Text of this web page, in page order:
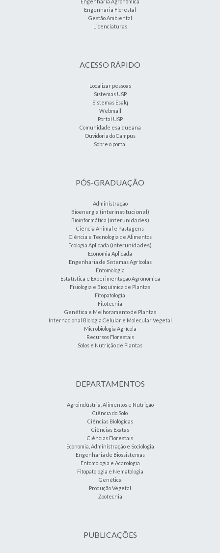
Engenharia Florestal
Gestão Ambiental
Licenciaturas
ACESSO RÁPIDO
Localizar pessoas
Sistemas USP
Sistemas Esalq
Webmail
Portal USP
Comunidade esalqueana
Ouvidoria do Campus
Sobre o portal
PÓS-GRADUAÇÃO
Administração
Bioenergia (interinstitucional)
Bioinformática (interunidades)
Ciência Animal e Pastagens
Ciência e Tecnologia de Alimentos
Ecologia Aplicada (interunidades)
Economia Aplicada
Engenharia de Sistemas Agrícolas
Entomologia
Estatística e Experimentação Agronômica
Fisiologia e Bioquímica de Plantas
Fitopatologia
Fitotecnia
Genética e Melhoramento de Plantas
Internacional Biologia Celular e Molecular Vegetal
Microbiologia Agrícola
Recursos Florestais
Solos e Nutrição de Plantas
DEPARTAMENTOS
Agroindústria, Alimentos e Nutrição
Ciência do Solo
Ciências Biológicas
Ciências Exatas
Ciências Florestais
Economia, Administração e Sociologia
Engenharia de Biossistemas
Entomologia e Acarologia
Fitopatologia e Nematologia
Genética
Produção Vegetal
Zootecnia
PUBLICAÇÕES